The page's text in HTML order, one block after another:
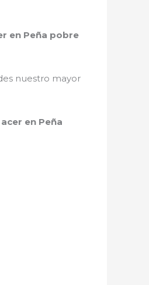
en Peña pobre
nuestro mayor
en Peña